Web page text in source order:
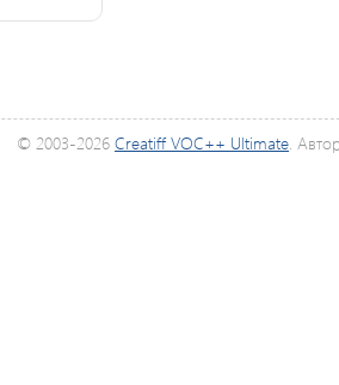
© 2003-2026 Creatiff VOC++ Ultimate.